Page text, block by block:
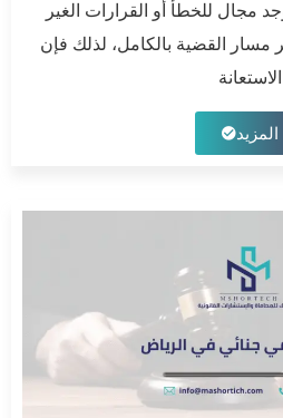
مجال للخطأ أو القرارات الغير
القضية بالكامل، لذلك فإن
الاستعانة
المزيد